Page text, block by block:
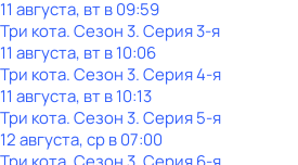
11 августа, вт в 09:59
Три кота. Сезон 3. Серия 3-я
11 августа, вт в 10:06
Три кота. Сезон 3. Серия 4-я
11 августа, вт в 10:13
Три кота. Сезон 3. Серия 5-я
12 августа, ср в 07:00